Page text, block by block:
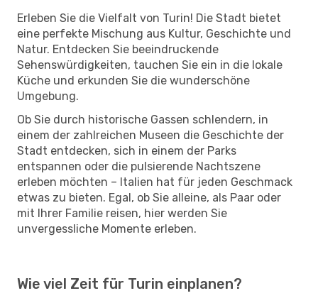
Erleben Sie die Vielfalt von Turin! Die Stadt bietet
eine perfekte Mischung aus Kultur, Geschichte und
Natur. Entdecken Sie beeindruckende
Sehenswürdigkeiten, tauchen Sie ein in die lokale
Küche und erkunden Sie die wunderschöne
Umgebung.
Ob Sie durch historische Gassen schlendern, in
einem der zahlreichen Museen die Geschichte der
Stadt entdecken, sich in einem der Parks
entspannen oder die pulsierende Nachtszene
erleben möchten – Italien hat für jeden Geschmack
etwas zu bieten. Egal, ob Sie alleine, als Paar oder
mit Ihrer Familie reisen, hier werden Sie
unvergessliche Momente erleben.
Wie viel Zeit für Turin einplanen?